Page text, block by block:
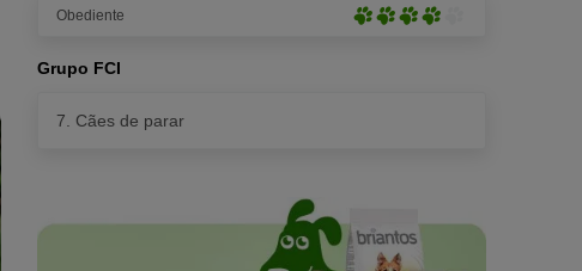
5
(1
Obediente
Alto
Grupo FCI
7. Cães de parar